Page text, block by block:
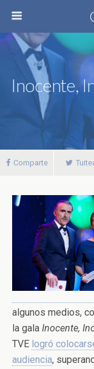
Inocente,
Comparte
algunos medios,
la gala Inocente,
TVE logró
audiencia,